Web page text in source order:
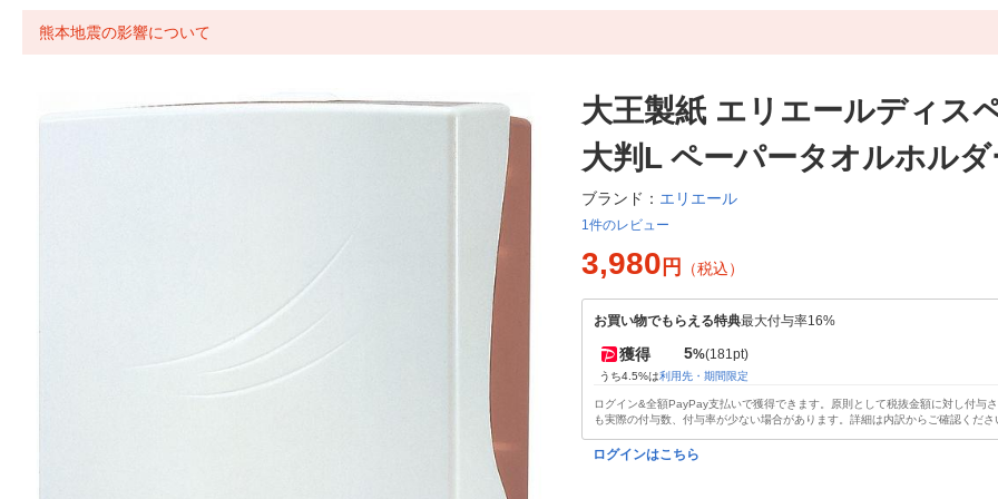
熊本地震の影響について
大王製紙 エリエールディス
大判L ペーパータオルホル
ブランド： エリエール
1件のレビュー
3,980 円 （税込）
お買い物でもらえる特典最大付与率16%
獲得 5%(181pt)
うち4.5%は利用先・期間限定
ログイン&全額PayPay支払いで獲得できます。原則として税抜金額に対し付与
も実際の付与数、付与率が少ない場合があります。詳細は内訳からご確認くださ
ログインはこちら